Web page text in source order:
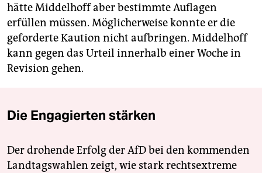
hätte Middelhoff aber bestimmte Auflagen
erfüllen müssen. Möglicherweise konnte er die
geforderte Kaution nicht aufbringen. Middelhoff
kann gegen das Urteil innerhalb einer Woche in
Revision gehen.
Die Engagierten stärken
Der drohende Erfolg der AfD bei den kommenden
Landtagswahlen zeigt, wie stark rechtsextreme